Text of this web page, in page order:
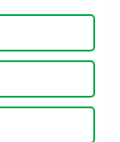
одну
время